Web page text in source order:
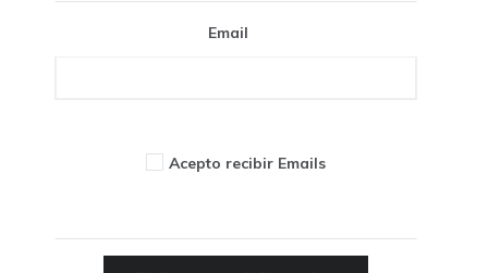
Email
Acepto recibir Emails